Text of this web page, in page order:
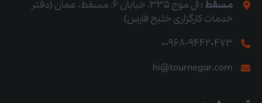
مسقط :
ال موج 335، خیابان 6، مسقط، عمان (دفتر
خدمات کارگزاری خلیج فارس)
00968-94420473
hi@tournegar.com